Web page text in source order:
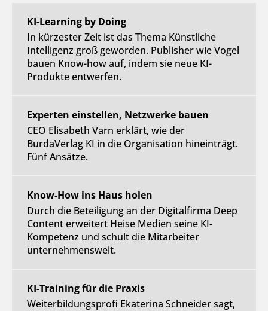
KI-Learning by Doing
In kürzester Zeit ist das Thema Künstliche
Intelligenz groß geworden. Publisher wie Vogel
bauen Know-how auf, indem sie neue KI-
Produkte entwerfen.
Experten einstellen, Netzwerke bauen
CEO Elisabeth Varn erklärt, wie der
BurdaVerlag KI in die Organisation hineinträgt.
Fünf Ansätze.
Know-How ins Haus holen
Durch die Beteiligung an der Digitalfirma Deep
Content erweitert Heise Medien seine KI-
Kompetenz und schult die Mitarbeiter
unternehmensweit.
KI-Training für die Praxis
Weiterbildungsprofi Ekaterina Schneider sagt,